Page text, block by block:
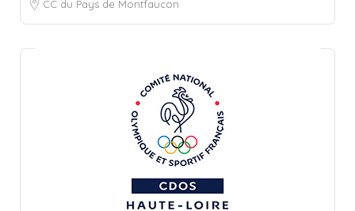
CC du Pays de Montfaucon